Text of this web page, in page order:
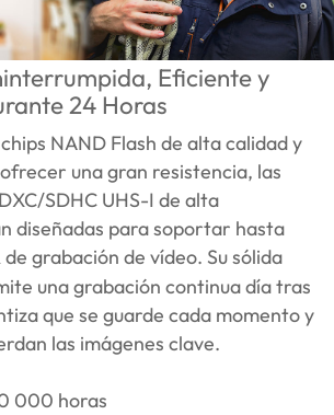
Eficiente y
24 Horas
NAND Flash de alta calidad y
una gran resistencia, las
SDHC UHS-I de alta
diseñadas para soportar hasta
de grabación de vídeo. Su sólida
una grabación continua día tras
que se guarde cada momento y
las imágenes clave.
000 horas